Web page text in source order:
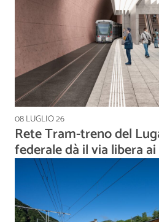
08 LUGLIO 26
Rete Tram-treno del
federale dà il via libera